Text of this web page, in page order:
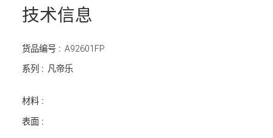
技术信息
货品编号 : A92601FP
系列 : 凡帝乐
材料 :
表面 :